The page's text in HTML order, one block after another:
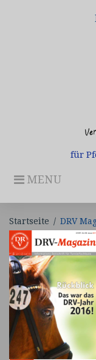
für
MENU
Startseite / DRV
DRV
Magazin
2017